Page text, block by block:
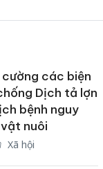
các biện
Dịch tả lợn
bệnh nguy
nuôi
Xã hội